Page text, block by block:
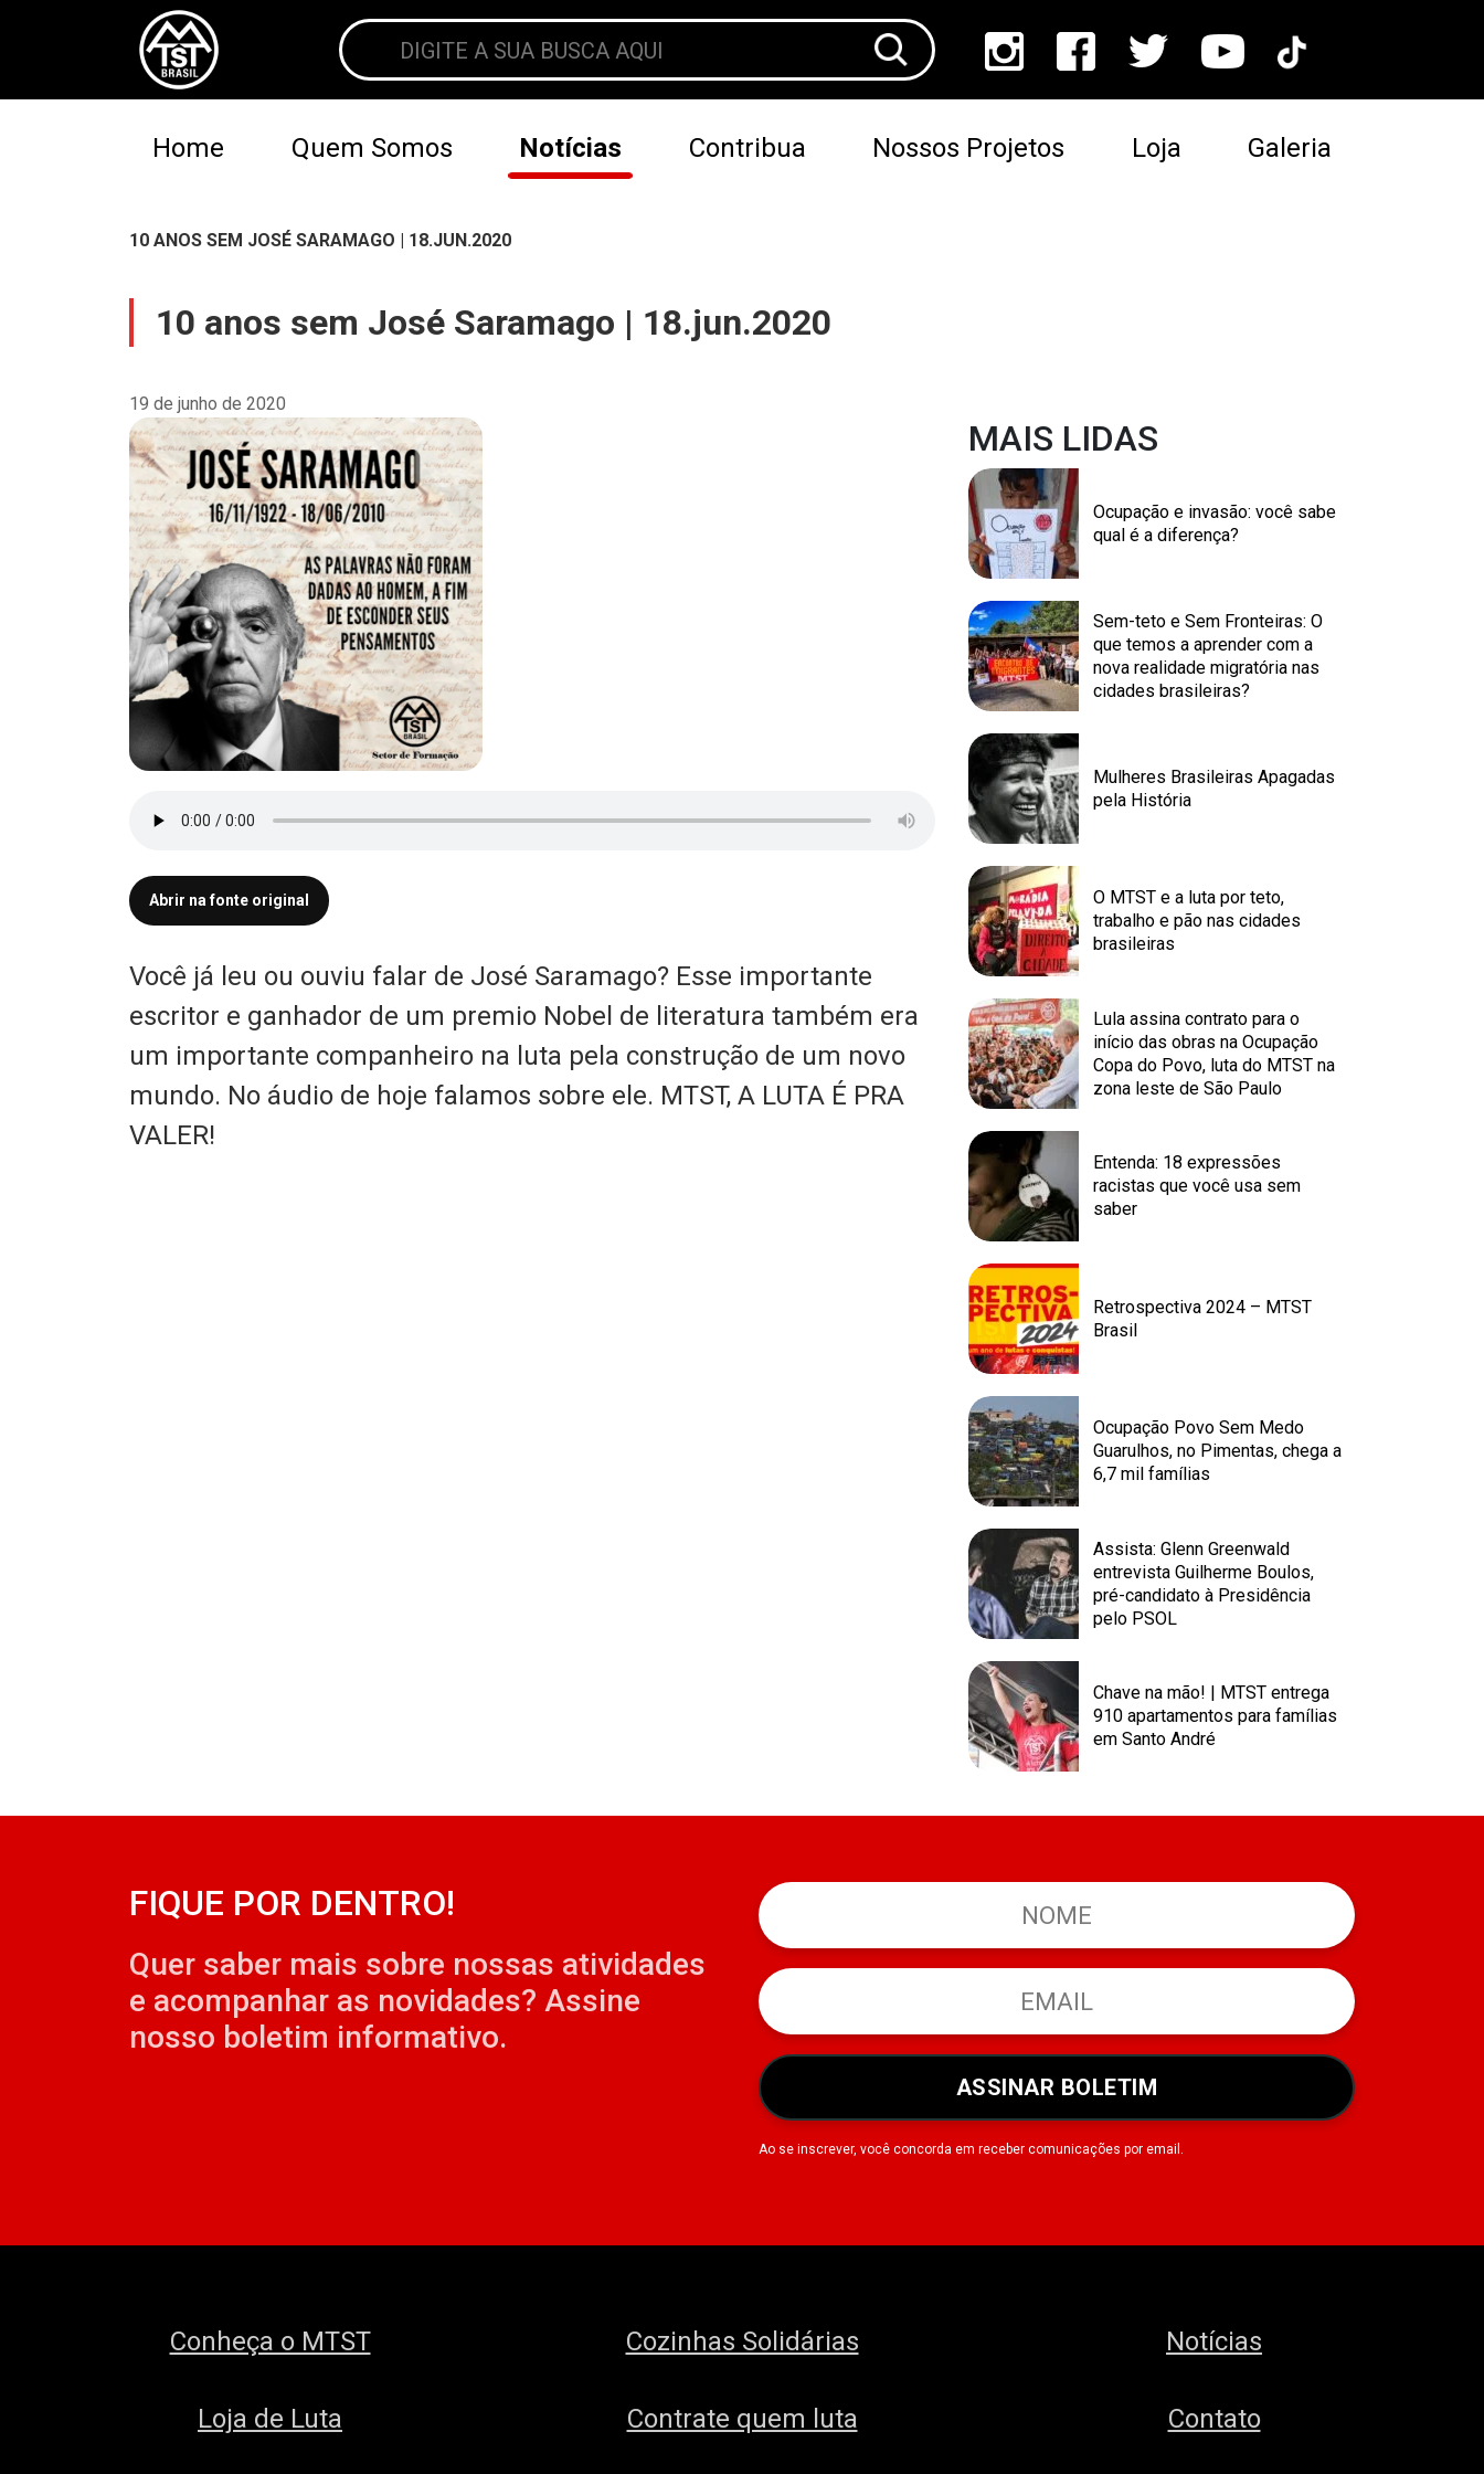
Home Quem Somos Notícias Contribua Nossos Projetos Loja Galeria
10 ANOS SEM JOSÉ SARAMAGO | 18.JUN.2020
10 anos sem José Saramago | 18.jun.2020
19 de junho de 2020
Abrir na fonte original
Você já leu ou ouviu falar de José Saramago? Esse importante
escritor e ganhador de um premio Nobel de literatura também era
um importante companheiro na luta pela construção de um novo
mundo. No áudio de hoje falamos sobre ele. MTST, A LUTA É PRA
VALER!
MAIS LIDAS
Ocupação e invasão: você sabe
qual é a diferença?
Sem-teto e Sem Fronteiras: O
que temos a aprender com a
nova realidade migratória nas
cidades brasileiras?
Mulheres Brasileiras Apagadas
pela História
O MTST e a luta por teto,
trabalho e pão nas cidades
brasileiras
Lula assina contrato para o
início das obras na Ocupação
Copa do Povo, luta do MTST na
zona leste de São Paulo
Entenda: 18 expressões
racistas que você usa sem
saber
Retrospectiva 2024 – MTST
Brasil
Ocupação Povo Sem Medo
Guarulhos, no Pimentas, chega a
6,7 mil famílias
Assista: Glenn Greenwald
entrevista Guilherme Boulos,
pré-candidato à Presidência
pelo PSOL
Chave na mão! | MTST entrega
910 apartamentos para famílias
em Santo André
FIQUE POR DENTRO!
Quer saber mais sobre nossas atividades
e acompanhar as novidades? Assine
nosso boletim informativo.
ASSINAR BOLETIM
Ao se inscrever, você concorda em receber comunicações por email.
Conheça o MTST
Loja de Luta
Cozinhas Solidárias
Contrate quem luta
Notícias
Contato